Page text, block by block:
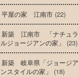
平屋の家 江南市 (22)
新築 江南市 「ナチュラ
ルジョージアンの家」
(23)
新築 岐阜県「ジョージア
ンスタイルの家」
(18)